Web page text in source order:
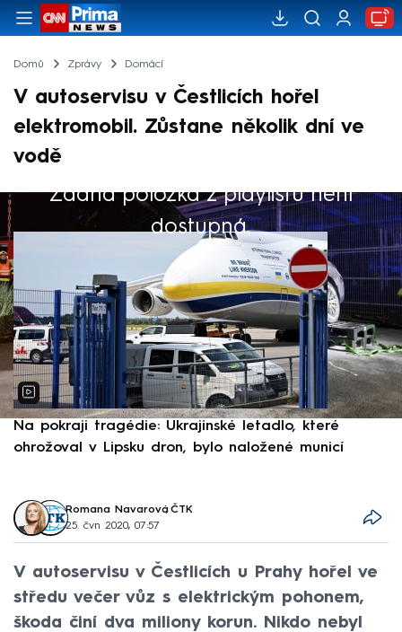
Domů Zprávy Domácí
V autoservisu v Čestlicích hořel
elektromobil. Zůstane několik dní ve
vodě
Žádná položka z playlistu není
dostupná.
Výběr redakce
Na pokraji tragédie: Ukrajinské letadlo, které
ohrožoval v Lipsku dron, bylo naložené municí
Romana Navarová, ČTK
25. čvn 2020, 07:57
V autoservisu v Čestlicích u Prahy hořel ve
středu večer vůz s elektrickým pohonem,
škoda činí dva miliony korun. Nikdo nebyl